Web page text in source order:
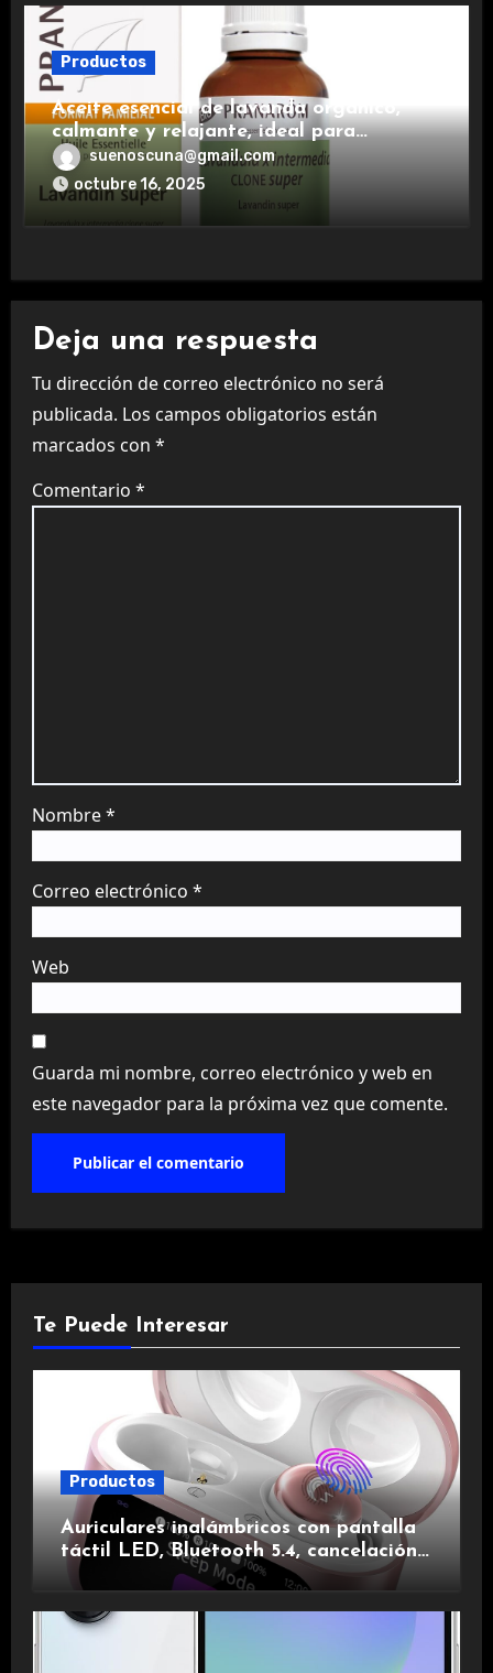
Productos
Aceite esencial de lavanda orgánico,
calmante y relajante, ideal para
aromaterapia.
suenoscuna@gmail.com
octubre 16, 2025
Deja una respuesta
Tu dirección de correo electrónico no será
publicada. Los campos obligatorios están
marcados con *
Comentario *
Nombre*
Correo electrónico *
Web
Guarda mi nombre, correo electrónico y web en
este navegador para la próxima vez que comente.
Te Puede Interesar
Productos
Auriculares inalámbricos con pantalla
táctil LED, Bluetooth 5.4, cancelación
de ruido, impermeables y de larga